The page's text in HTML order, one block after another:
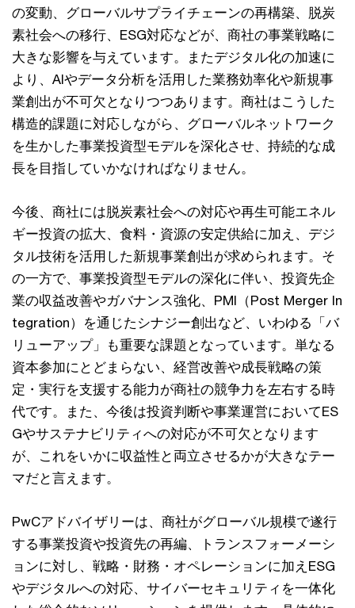
の変動、グローバルサプライチェーンの再構築、脱炭
素社会への移行、ESG対応などが、商社の事業戦略に
大きな影響を与えています。またデジタル化の加速に
より、AIやデータ分析を活用した業務効率化や新規事
業創出が不可欠となりつつあります。商社はこうした
構造的課題に対応しながら、グローバルネットワーク
を生かした事業投資型モデルを深化させ、持続的な成
長を目指していかなければなりません。
今後、商社には脱炭素社会への対応や再生可能エネル
ギー投資の拡大、食料・資源の安定供給に加え、デジ
タル技術を活用した新規事業創出が求められます。そ
の一方で、事業投資型モデルの深化に伴い、投資先企
業の収益改善やガバナンス強化、PMI（Post Merger In
tegration）を通じたシナジー創出など、いわゆる「バ
リューアップ」も重要な課題となっています。単なる
資本参加にとどまらない、経営改善や成長戦略の策
定・実行を支援する能力が商社の競争力を左右する時
代です。また、今後は投資判断や事業運営においてES
Gやサステナビリティへの対応が不可欠となります
が、これをいかに収益性と両立させるかが大きなテー
マだと言えます。
PwCアドバイザリーは、商社がグローバル規模で遂行
する事業投資や投資先の再編、トランスフォーメーシ
ョンに対し、戦略・財務・オペレーションに加えESG
やデジタルへの対応、サイバーセキュリティを一体化